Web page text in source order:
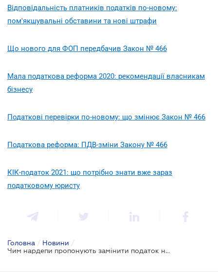
Відповідальність платників податків по-новому:
пом'якшувальні обставини та нові штрафи
Що нового для ФОП передбачив Закон № 466
Мала податкова реформа 2020: рекомендації власникам
бізнесу
Податкові перевірки по-новому: що змінює Закон № 466
Податкова реформа: ПДВ-зміни Закону № 466
КІК-податок 2021: що потрібно знати вже зараз
податковому юристу
Головна / Новини /
Чим нардепи пропонують замінити податок на прибуток підприємств: законопроект вже у ВР